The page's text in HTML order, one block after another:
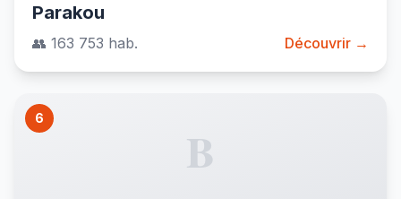
Parakou
👥 163 753 hab. Découvrir →
6
B